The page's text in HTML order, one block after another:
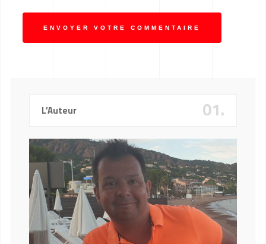
ENVOYER VOTRE COMMENTAIRE
L’Auteur 01.